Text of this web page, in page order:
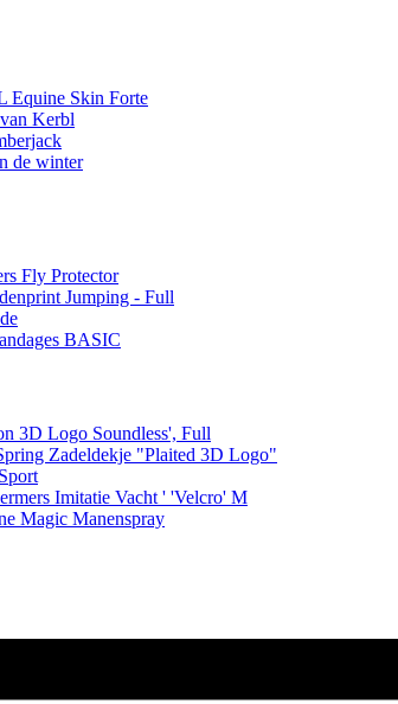
Equine Skin Forte
Kerbl
de winter
Fly Protector
Jumping - Full
BASIC
3D Logo Soundless', Full
Zadeldekje "Plaited 3D Logo"
Imitatie Vacht ' 'Velcro' M
Magic Manenspray